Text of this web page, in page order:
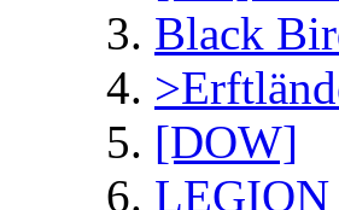
Black
[DOW]
LEGION